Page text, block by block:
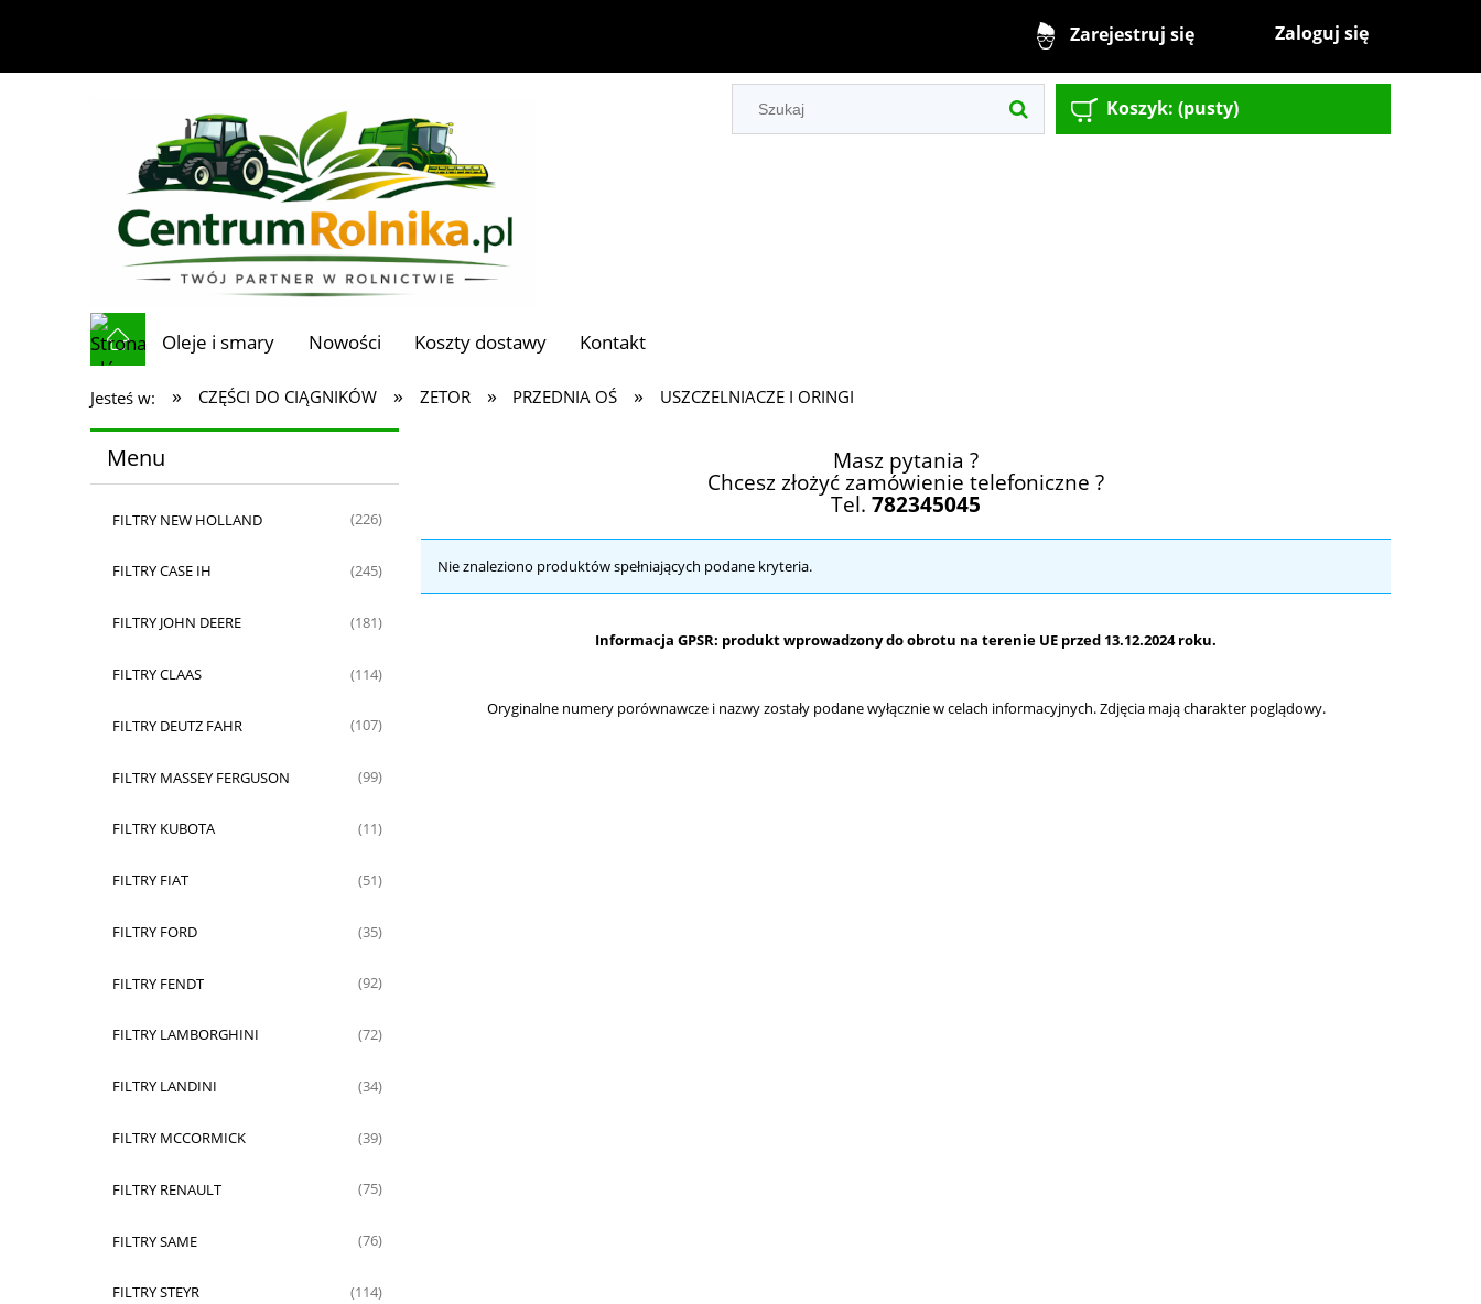
Zarejestruj się Zaloguj się
Koszyk: (pusty)
Oleje i smary Nowości Koszty dostawy Kontakt
Jesteś w: » CZĘŚCI DO CIĄGNIKÓW » ZETOR » PRZEDNIA OŚ » USZCZELNIACZE I ORINGI
Menu
FILTRY NEW HOLLAND (226)
FILTRY CASE IH (245)
FILTRY JOHN DEERE (181)
FILTRY CLAAS (114)
FILTRY DEUTZ FAHR (107)
FILTRY MASSEY FERGUSON (99)
FILTRY KUBOTA (11)
FILTRY FIAT (51)
FILTRY FORD (35)
FILTRY FENDT (92)
FILTRY LAMBORGHINI (72)
FILTRY LANDINI (34)
FILTRY MCCORMICK (39)
FILTRY RENAULT (75)
FILTRY SAME (76)
FILTRY STEYR (114)
Masz pytania ?
Chcesz złożyć zamówienie telefoniczne ?
Tel. 782345045
Nie znaleziono produktów spełniających podane kryteria.
Informacja GPSR: produkt wprowadzony do obrotu na terenie UE przed 13.12.2024 roku.
Oryginalne numery porównawcze i nazwy zostały podane wyłącznie w celach informacyjnych. Zdjęcia mają charakter poglądowy.